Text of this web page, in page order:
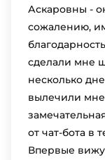
Аскаровны -
сожалению,
сделали мне
несколько
вылечили мне
от чат-бота в
Впервые